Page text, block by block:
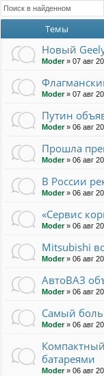
Темы
Новый
Moder» 07 авг
Moder» 07 авг
Путин
Moder» 06 авг
Прошла
Moder» 06 авг
В России
Moder» 06 авг
«Сервис
Moder» 06 авг
Mitsubishi
Moder» 06 авг
АвтоВАЗ
Moder» 06 авг
Самый
Moder» 06 авг
батареями
Moder» 06 авг